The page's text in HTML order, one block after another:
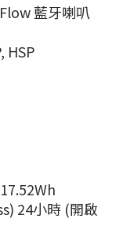
藍牙喇叭
HSP
24小時 (開啟